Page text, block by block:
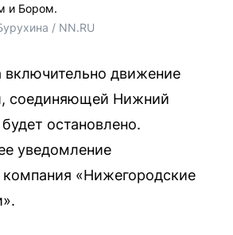
и Бором.
/ NN.RU
включительно движение
соединяющей Нижний
остановлено.
уведомление
компания «Нижегородские